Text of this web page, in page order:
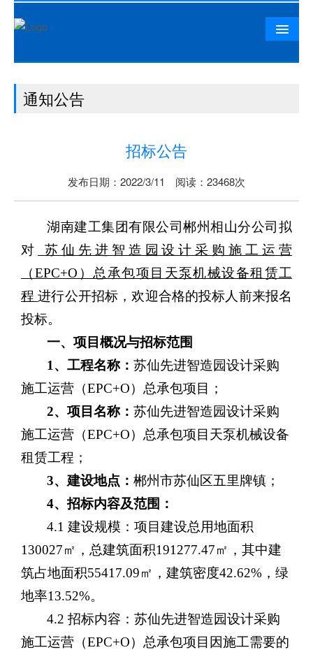
公司概况
人力资源
通知公告
招标公告
发布日期：2022/3/11 阅读：23468次
湖南建工集团有限公司郴州相山分公司 拟
对
苏仙先进智造园设计采购施工运营
（EPC+O）总承包项目 天泵机械设备租赁工
程 进行公开招标 ，欢迎合格的投标人前来报名
投标。
一、项目概况与招标范围
1、工程名称：苏仙先进智造园设计采购
施工运营（EPC+O）总承包项目；
2、项目名称：苏仙先进智造园设计采购
施工运营（EPC+O）总承包项目天泵机械设备
租赁工程；
3、建设地点：郴州市苏仙区五里牌镇；
4、招标内容及范围：
4.1 建设规模：项目建设总用地面积
130027㎡，总建筑面积191277.47㎡，其中建
筑占地面积55417.09㎡，建筑密度42.62%，绿
地率13.52%。
4.2 招标内容：苏仙先进智造园设计采购
施工运营（EPC+O）总承包项目 因施工需要的